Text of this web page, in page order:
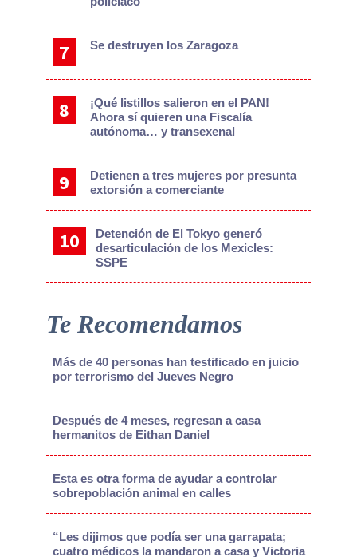
Se destruyen los Zaragoza
¡Qué listillos salieron en el PAN!
Ahora sí quieren una Fiscalía
autónoma… y transexenal
Detienen a tres mujeres por presunta
extorsión a comerciante
Detención de El Tokyo generó
desarticulación de los Mexicles:
SSPE
Te Recomendamos
Más de 40 personas han testificado en juicio
por terrorismo del Jueves Negro
Después de 4 meses, regresan a casa
hermanitos de Eithan Daniel
Esta es otra forma de ayudar a controlar
sobrepoblación animal en calles
“Les dijimos que podía ser una garrapata;
cuatro médicos la mandaron a casa y Victoria